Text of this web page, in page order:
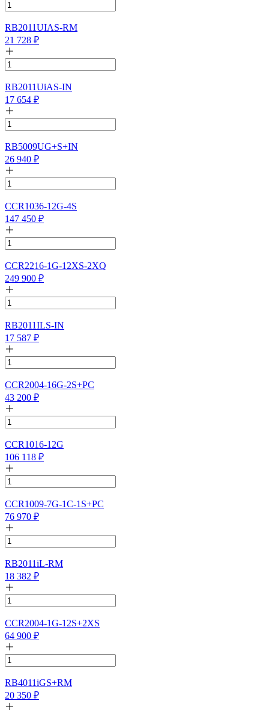
RB2011UIAS-RM
21 728 ₽
RB2011UiAS-IN
17 654 ₽
RB5009UG+S+IN
26 940 ₽
CCR1036-12G-4S
147 450 ₽
CCR2216-1G-12XS-2XQ
249 900 ₽
RB2011ILS-IN
17 587 ₽
CCR2004-16G-2S+PC
43 200 ₽
CCR1016-12G
106 118 ₽
CCR1009-7G-1C-1S+PC
76 970 ₽
RB2011iL-RM
18 382 ₽
CCR2004-1G-12S+2XS
64 900 ₽
RB4011iGS+RM
20 350 ₽